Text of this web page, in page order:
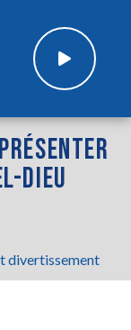
DIEU
divertissement